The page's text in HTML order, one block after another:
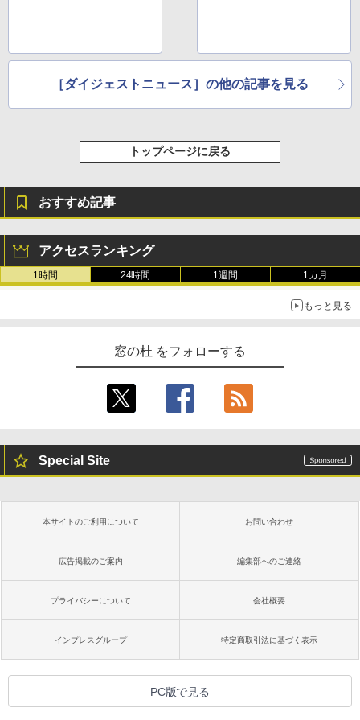
［ダイジェストニュース］の他の記事を見る
トップページに戻る
おすすめ記事
アクセスランキング
1時間 24時間 1週間 1カ月
もっと見る
窓の杜 をフォローする
Special Site
本サイトのご利用について お問い合わせ
広告掲載のご案内 編集部へのご連絡
プライバシーについて 会社概要
インプレスグループ 特定商取引法に基づく表示
PC版で見る